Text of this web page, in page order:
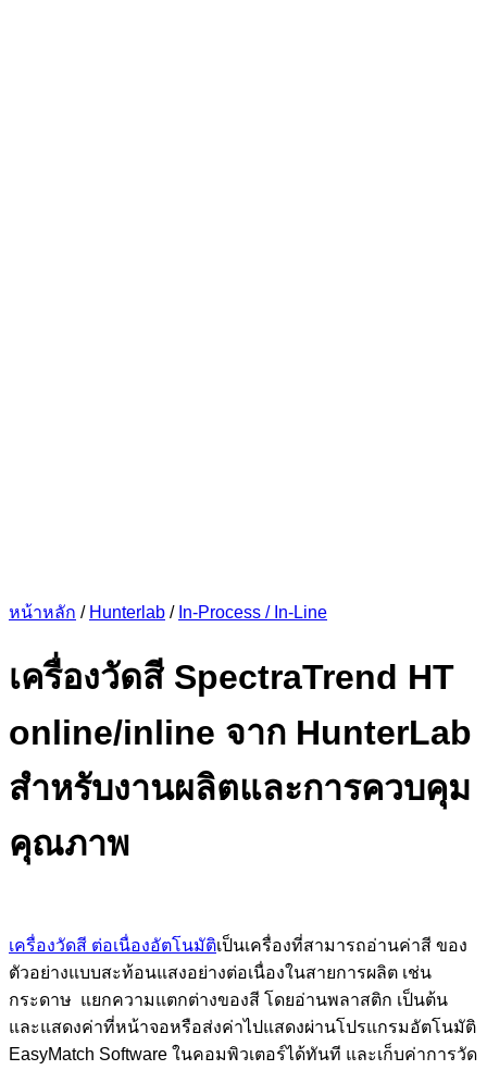
หน้าหลัก / Hunterlab / In-Process / In-Line
เครื่องวัดสี SpectraTrend HT
online/inline จาก HunterLab
สำหรับงานผลิตและการควบคุม
คุณภาพ
เครื่องวัดสี ต่อเนื่องอัตโนมัติเป็นเครื่องที่สามารถอ่านค่าสี ของ
ตัวอย่างแบบสะท้อนแสงอย่างต่อเนื่องในสายการผลิต เช่น
กระดาษ แยกความแตกต่างของสี โดยอ่านพลาสติก เป็นต้น
และแสดงค่าที่หน้าจอหรือส่งค่าไปแสดงผ่านโปรแกรมอัตโนมัติ
EasyMatch Software ในคอมพิวเตอร์ได้ทันที และเก็บค่าการวัด